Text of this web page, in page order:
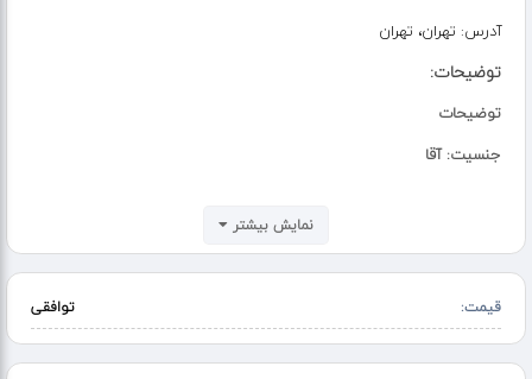
آدرس: تهران، تهران
توضیحات:
توضیحات
جنسیت: آقا
تکمیلی یک روز تعطیلی در هفته وعده های غذایی مهمان مجموعه
لباس فرم
محل اسکان
آموزش حین کار + ارتقاء شغلی
نمایش بیشتر
قیمت: توافقی